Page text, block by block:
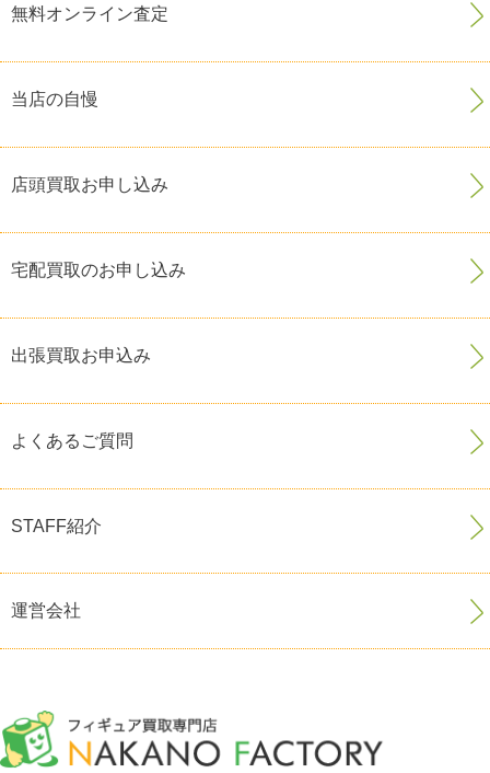
無料オンライン査定
当店の自慢
店頭買取お申し込み
宅配買取のお申し込み
出張買取お申込み
よくあるご質問
STAFF紹介
運営会社